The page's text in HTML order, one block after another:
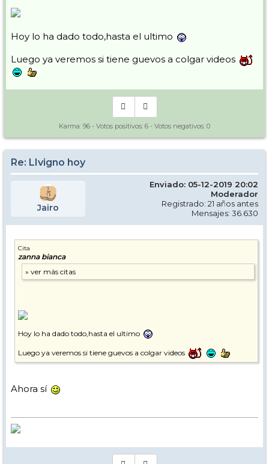
Hoy lo ha dado todo,hasta el ultimo
Luego ya veremos si tiene guevos a colgar videos
Karma: 96 - Votos positivos: 6 - Votos negativos: 0
Re: LIvigno hoy
Jairo
Enviado: 05-12-2019 20:02
Moderador
Registrado: 21 años antes
Mensajes: 36.630
Cita
zanna bianca
Hoy lo ha dado todo,hasta el ultimo
Luego ya veremos si tiene guevos a colgar videos
Ahora sí